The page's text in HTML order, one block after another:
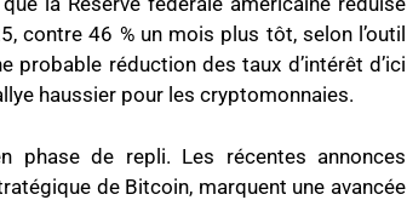
contre 46 % un mois plus tôt, selon l’outil
probable réduction des taux d’intérêt d’ici
haussier pour les cryptomonnaies.
phase de repli. Les récentes annonces
de Bitcoin, marquent une avancée